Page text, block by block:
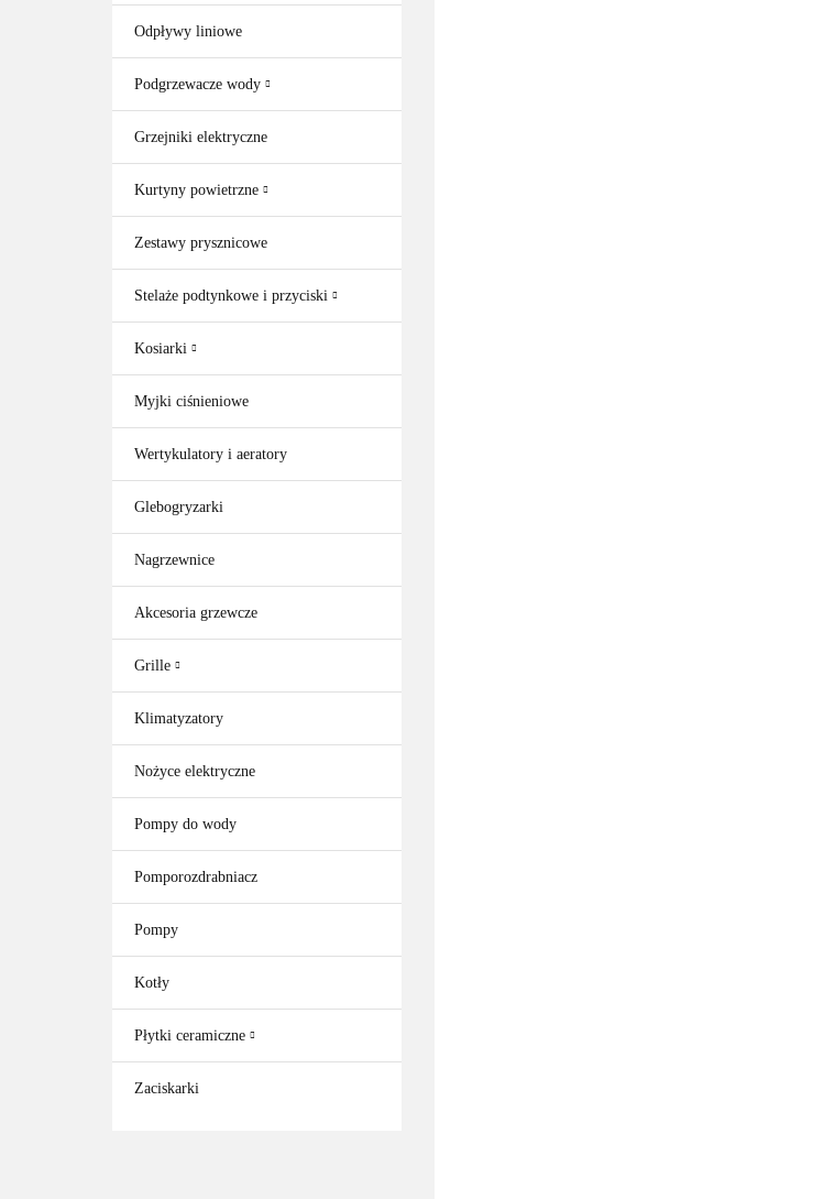
Odpływy liniowe
Podgrzewacze wody
Grzejniki elektryczne
Kurtyny powietrzne
Zestawy prysznicowe
Stelaże podtynkowe i przyciski
Kosiarki
Myjki ciśnieniowe
Wertykulatory i aeratory
Glebogryzarki
Nagrzewnice
Akcesoria grzewcze
Grille
Klimatyzatory
Nożyce elektryczne
Pompy do wody
Pomporozdrabniacz
Pompy
Kotły
Płytki ceramiczne
Zaciskarki